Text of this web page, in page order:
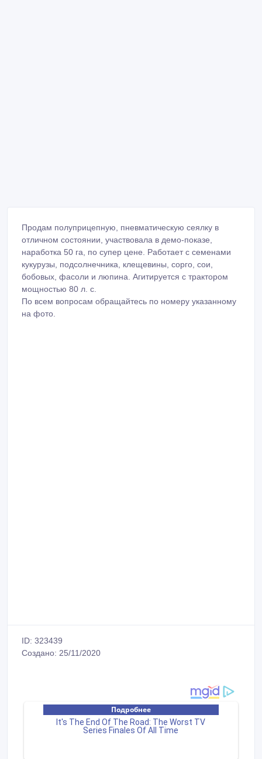
Продам полуприцепную, пневматическую сеялку в
отличном состоянии, участвовала в демо-показе,
наработка 50 га, по супер цене. Работает с семенами
кукурузы, подсолнечника, клещевины, сорго, сои,
бобовых, фасоли и люпина. Агитируется с трактором
мощностью 80 л. с.
По всем вопросам обращайтесь по номеру указанному
на фото.
ID: 323439
Создано: 25/11/2020